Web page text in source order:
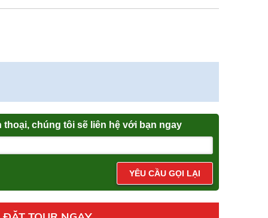
chúng tôi sẽ liên hệ với bạn ngay
YÊU CẦU GỌI LẠI